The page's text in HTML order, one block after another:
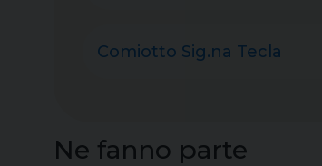
Comiotto Sig.na Tecla
Ne fanno parte